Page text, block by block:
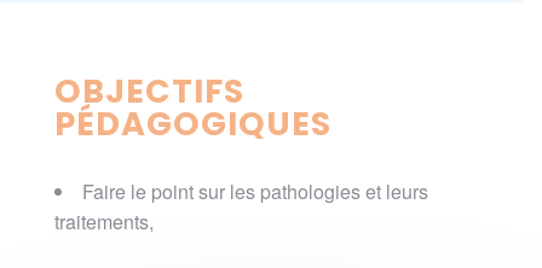
OBJECTIFS
PÉDAGOGIQUES
Faire le point sur les pathologies et leurs
traitements,